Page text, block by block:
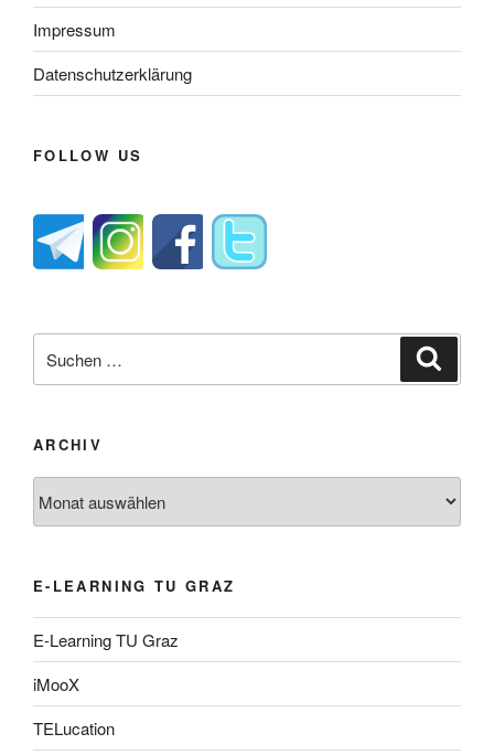
Impressum
Datenschutzerklärung
FOLLOW US
nach:
ARCHIV
E-LEARNING TU GRAZ
E-Learning TU Graz
iMooX
TELucation